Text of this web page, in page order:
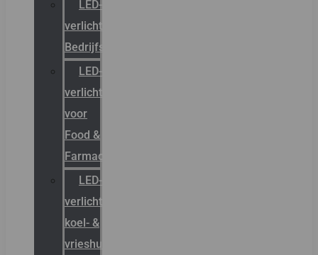
LED-
verlichting
Bedrijfshal
LED-
verlichting
voor
Food &
Farmacie
LED-
verlichting
koel- &
vrieshuizen